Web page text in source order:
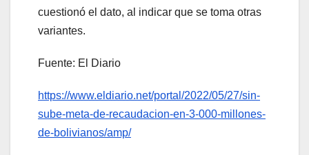
cuestionó el dato, al indicar que se toma otras
variantes.
Fuente: El Diario
https://www.eldiario.net/portal/2022/05/27/sin-
sube-meta-de-recaudacion-en-3-000-millones-
de-bolivianos/amp/